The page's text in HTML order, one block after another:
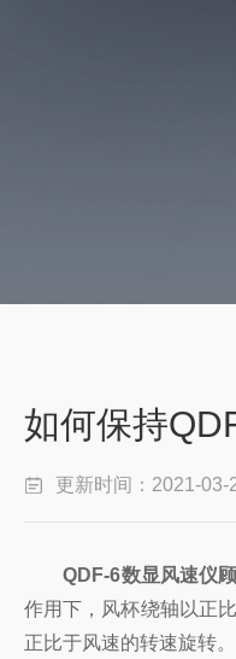
如何保持
更新时间：2021-03-
QDF-6数显风速仪
作用下，风杯绕轴以正
正比于风速的转速旋转。